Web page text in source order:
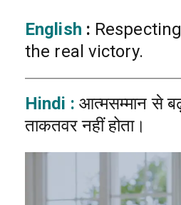
English :
the real victory.
Hindi : आत्मसम्मान से
ताकतवर नहीं होता।